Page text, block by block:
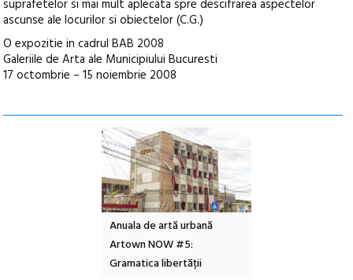
suprafetelor si mai mult aplecata spre descifrarea aspectelor
ascunse ale locurilor si obiectelor (C.G.)
O expozitie in cadrul BAB 2008
Galeriile de Arta ale Municipiului Bucuresti
17 octombrie – 15 noiembrie 2008
Anuala de artă urbană
Artown NOW #5:
Gramatica libertății